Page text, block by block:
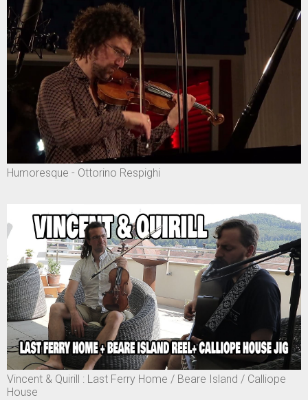
Humoresque - Ottorino Respighi
Vincent & Quirill : Last Ferry Home / Beare Island / Calliope
House